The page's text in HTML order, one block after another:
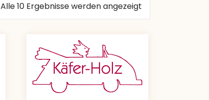
Alle 10 Ergebnisse werden angezeigt